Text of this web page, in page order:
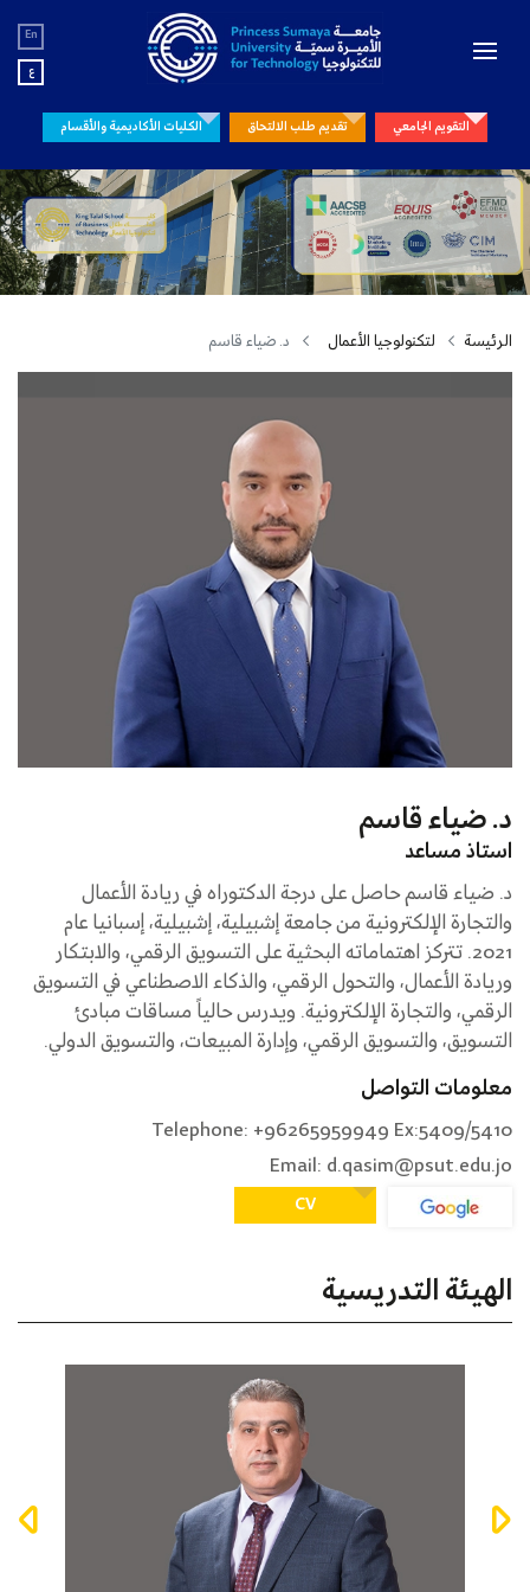
En
ع
التقويم الجامعي تقديم طلب الالتحاق الكليات الأكاديمية والأقسام
الرئيسة لتكنولوجيا الأعمال د. ضياء قاسم
د. ضياء قاسم
استاذ مساعد
د. ضياء قاسم حاصل على درجة الدكتوراه في ريادة الأعمال
والتجارة الإلكترونية من جامعة إشبيلية، إشبيلية، إسبانيا عام
2021. تتركز اهتماماته البحثية على التسويق الرقمي، والابتكار
وريادة الأعمال، والتحول الرقمي، والذكاء الاصطناعي في التسويق
الرقمي، والتجارة الإلكترونية. ويدرس حالياً مساقات مبادئ
التسويق، والتسويق الرقمي، وإدارة المبيعات، والتسويق الدولي.
معلومات التواصل
Telephone: +96265959949 Ex:5409/5410
Email: d.qasim@psut.edu.jo
CV
الهيئة التدريسية